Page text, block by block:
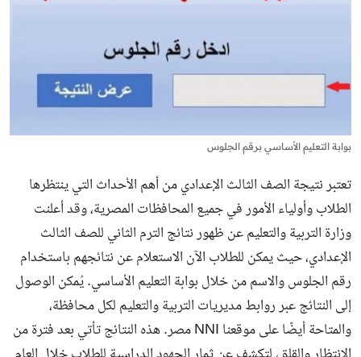
بوابة التعليم الأساسي برقم الجلوس
تعتبر نتيجة الصف الثالث الإعدادي من أهم الأحداث التي ينتظرها
الطلاب وأولياء الأمور في جميع المحافظات المصرية، وقد أعلنت
وزارة التربية والتعليم عن ظهور نتائج الترم الثاني للصف الثالث
الإعدادي، حيث يمكن للطلاب الآن الاستعلام عن نتائجهم باستخدام
رقم الجلوس والاسم من خلال بوابة التعليم الأساسي. يُمكن الوصول
إلى النتائج عبر روابط مديريات التربية والتعليم لكل محافظة،
والمتاحة أيضًا على موقعنا NNI مصر. هذه النتائج تأتي بعد فترة من